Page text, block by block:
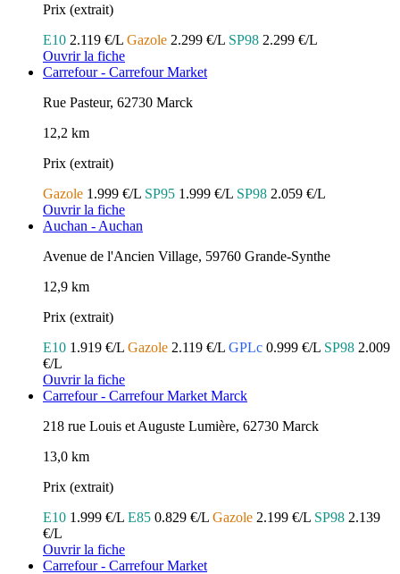
Prix (extrait)
E10 2.119 €/L Gazole 2.299 €/L SP98 2.299 €/L
Ouvrir la fiche
Carrefour - Carrefour Market
Rue Pasteur, 62730 Marck
12,2 km
Prix (extrait)
Gazole 1.999 €/L SP95 1.999 €/L SP98 2.059 €/L
Ouvrir la fiche
Auchan - Auchan
Avenue de l'Ancien Village, 59760 Grande-Synthe
12,9 km
Prix (extrait)
E10 1.919 €/L Gazole 2.119 €/L GPLc 0.999 €/L SP98 2.009
€/L
Ouvrir la fiche
Carrefour - Carrefour Market Marck
218 rue Louis et Auguste Lumière, 62730 Marck
13,0 km
Prix (extrait)
E10 1.999 €/L E85 0.829 €/L Gazole 2.199 €/L SP98 2.139
€/L
Ouvrir la fiche
Carrefour - Carrefour Market